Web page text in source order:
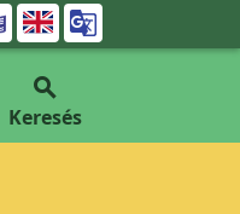


Keresés